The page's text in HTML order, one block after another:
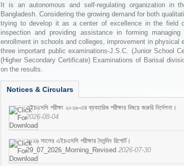
It is an autonomous and self-regulating organization in
Bangladesh. Considering the growing demand for both
trying to develop it as a center of excellence in the field
inspection and providing assistance in forming
enrollment in schools and colleges, improvement in
three important public examinations-J.S.C. (Junior School
(Higher Secondary Certificate) Examinations of Barisal
on the results.
Notices & Circulars
এইচএসসি পরীক্ষা ২০২৬-এর ব্যবহারিক পরীক্ষার বিষয়ে জরুরি নির্দেশনা।
2026-08-04
২০২৬ সালের এইচএসসি পরীক্ষার দৈনন্দিন রিপোর্ট।
29_07_2026_Morning_Revised 2026-07-30